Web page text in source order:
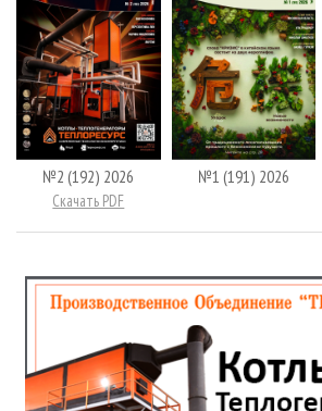
№2 (192) 2026
Скачать PDF
№1 (191) 2026